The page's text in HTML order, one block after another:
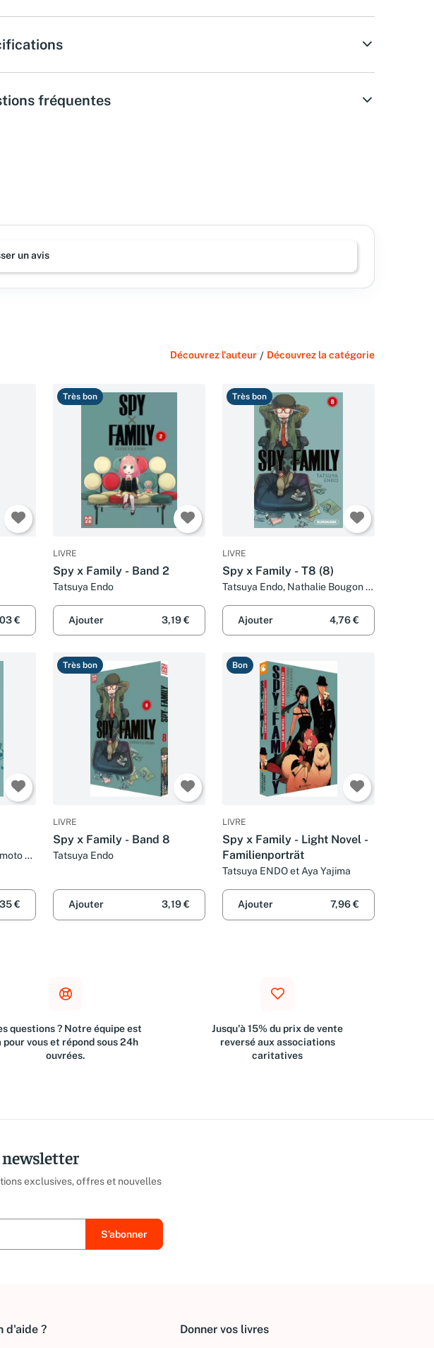
fréquentes
un avis
Découvrez l'auteur / Découvrez la catégorie
€
Très bon
LIVRE
Spy x Family - Band 2
Tatsuya Endo
Ajouter 3,19 €
Très bon
LIVRE
Spy x Family - T8 (8)
Tatsuya Endo, Nathalie Bougon et
Ajouter
4,76 €
et
€
Très bon
LIVRE
Spy x Family - Band 8
Tatsuya Endo
Ajouter 3,19 €
Bon
LIVRE
Spy x Family - Light Novel -
Familienporträt
Tatsuya ENDO et Aya Yajima
Ajouter 7,96 €
questions ? Notre équipe est
pour vous et répond sous 24h
ouvrées.
Jusqu'à 15% du prix de vente
reversé aux associations
caritatives
exclusives, offres et nouvelles
d'aide ? Donner vos livres